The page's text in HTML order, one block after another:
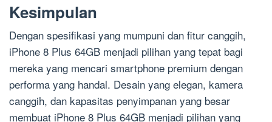
Kesimpulan
Dengan spesifikasi yang mumpuni dan fitur canggih,
iPhone 8 Plus 64GB menjadi pilihan yang tepat bagi
mereka yang mencari smartphone premium dengan
performa yang handal. Desain yang elegan, kamera
canggih, dan kapasitas penyimpanan yang besar
membuat iPhone 8 Plus 64GB menjadi pilihan yang